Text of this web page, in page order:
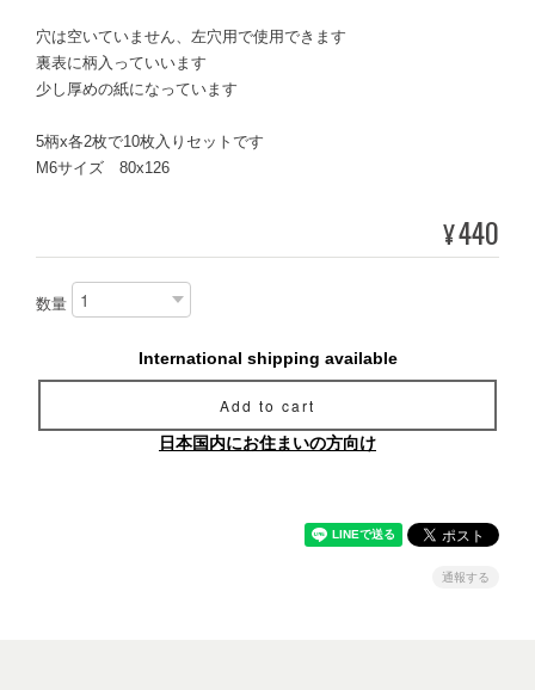
穴は空いていません、左穴用で使用できます
裏表に柄入っていいます
少し厚めの紙になっています
5柄x各2枚で10枚入りセットです
M6サイズ 80x126
¥440
数量
International shipping available
Add to cart
日本国内にお住まいの方向け
通報する